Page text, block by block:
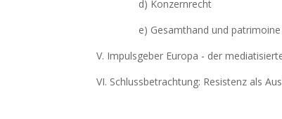
d) Konzernrecht
e) Gesamthand und
V. Impulsgeber Europa - der
VI. Schlussbetrachtung: Resistenz als